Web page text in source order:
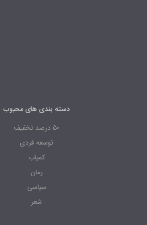
دسته بندی های محبوب
50 درصد تخفیف
توسعه فردی
کمیاب
رمان
سیاسی
شعر